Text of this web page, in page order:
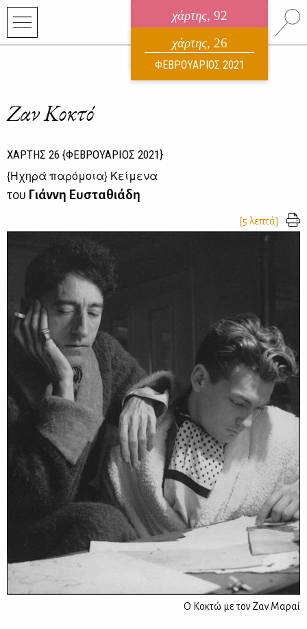
χάρτης, 92
ηλεκτρονικό περιοδικό
ΑΥΓΟΥΣΤΟΣ 2026
χάρτης, 26
ΦΕΒΡΟΥΑΡΙΟΣ 2021
Zαν Κοκτό
ΧΑΡΤΗΣ 26 {ΦΕΒΡΟΥΑΡΙΟΣ 2021}
{Ηχηρά παρόμοια} Κείμενα
του Γιάννη Ευσταθιάδη
{5 λεπτά}
Ο Κοκτώ με τον Ζαν Μαραί